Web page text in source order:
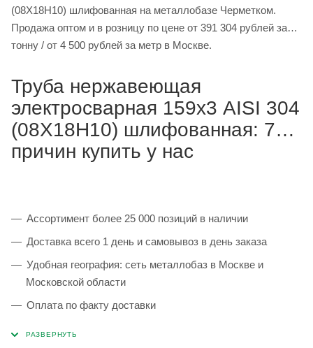
(08Х18Н10) шлифованная на металлобазе Черметком.
Продажа оптом и в розницу по цене от 391 304 рублей за
тонну / от 4 500 рублей за метр в Москве.
Труба нержавеющая
электросварная 159х3 AISI 304
(08Х18Н10) шлифованная: 7
причин купить у нас
Ассортимент более 25 000 позиций в наличии
Доставка всего 1 день и самовывоз в день заказа
Удобная география: сеть металлобаз в Москве и
Московской области
Оплата по факту доставки